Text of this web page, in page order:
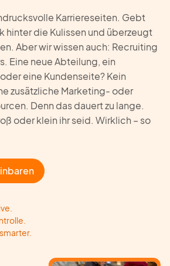
Karriereseiten. Gebt
hinter die Kulissen und überzeugt
Aber wir wissen auch: Recruiting
Eine neue Abteilung, ein
eine Kundenseite? Kein
zusätzliche Marketing- oder
Denn das dauert zu lange.
oder klein ihr seid. Wirklich – so